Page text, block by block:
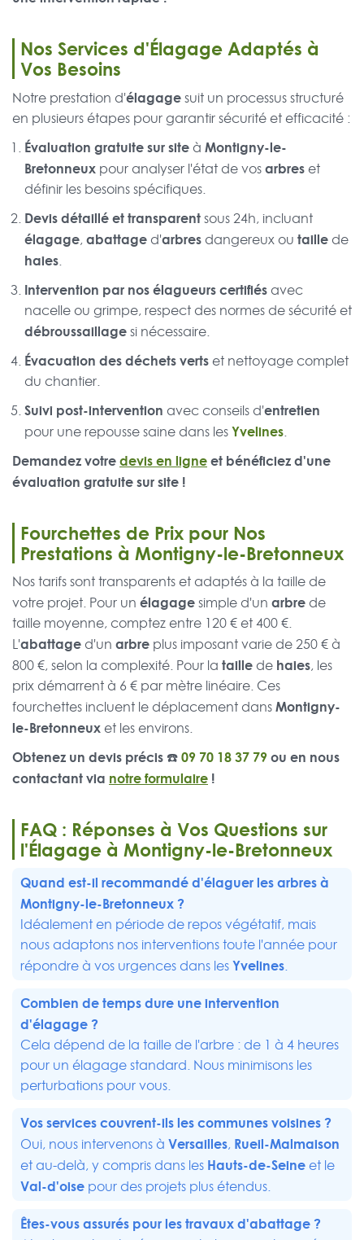
Nos Services d'Élagage Adaptés à
Vos Besoins
Notre prestation d'élagagesuit un processus structuré
en plusieurs étapes pour garantir sécurité et efficacité :
Évaluation gratuite sur siteà Montigny-le-
Bretonneux pour analyser l'état de vosarbres et
définir les besoins spécifiques.
Devis détaillé et transparentsous 24h, incluant
élagage, abattage d'arbres dangereux ou taille de
haies.
Intervention par nos élagueurs certifiésavec
nacelle ou grimpe, respect des normes de sécurité et
débroussaillagesi nécessaire.
Évacuation des déchets verts et nettoyage complet
du chantier.
Suivi post-intervention avec conseils d'entretien
pour une repousse saine dans lesYvelines.
Demandez votredevis en ligneet bénéficiez d'une
évaluation gratuite sur site !
Fourchettes de Prix pour Nos
Prestations à Montigny-le-Bretonneux
Nos tarifs sont transparents et adaptés à la taille de
votre projet. Pour un élagagesimple d'un arbre de
taille moyenne, comptez entre 120 € et 400 €.
L'abattage d'un arbre plus imposant varie de 250 € à
800 €, selon la complexité. Pour la taille de haies, les
prix démarrent à 6 € par mètre linéaire. Ces
fourchettes incluent le déplacement dansMontigny-
le-Bretonneux et les environs.
Obtenez un devis précis ☎️09 70 18 37 79ou en nous
contactant via notre formulaire !
FAQ : Réponses à Vos Questions sur
l'Élagage à Montigny-le-Bretonneux
Quand est-il recommandé d'élaguer les arbres à
Montigny-le-Bretonneux ?
Idéalement en période de repos végétatif, mais
nous adaptons nos interventions toute l'année pour
répondre à vos urgences dans lesYvelines.
Combien de temps dure une intervention
d'élagage ?
Cela dépend de la taille de l'arbre : de 1 à 4 heures
pour un élagage standard. Nous minimisons les
perturbations pour vous.
Vos services couvrent-ils les communes voisines ?
Oui, nous intervenons à Versailles, Rueil-Malmaison
et au-delà, y compris dans les Hauts-de-Seine et le
Val-d'oise pour des projets plus étendus.
Êtes-vous assurés pour les travaux d'abattage ?